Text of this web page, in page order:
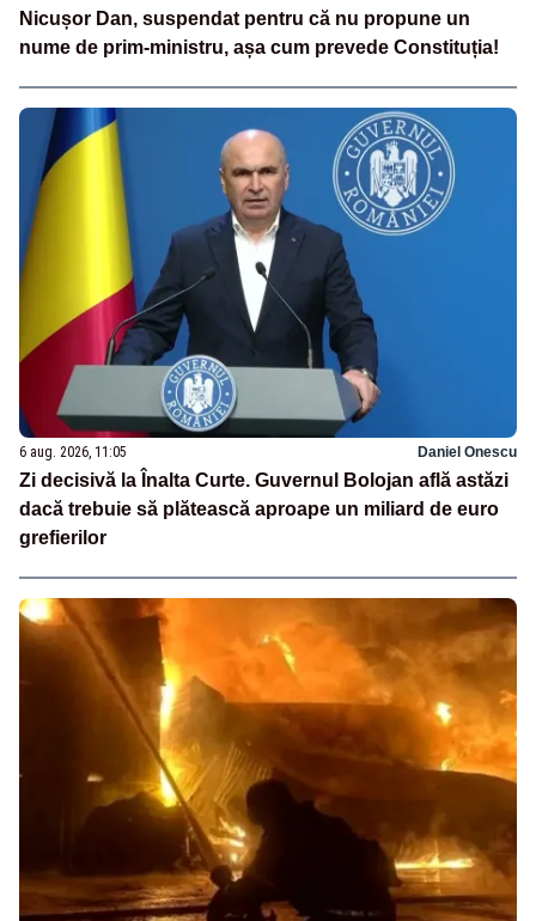
Nicușor Dan, suspendat pentru că nu propune un
nume de prim-ministru, așa cum prevede Constituția!
6 aug. 2026, 11:05 Daniel Onescu
Zi decisivă la Înalta Curte. Guvernul Bolojan află astăzi
dacă trebuie să plătească aproape un miliard de euro
grefierilor